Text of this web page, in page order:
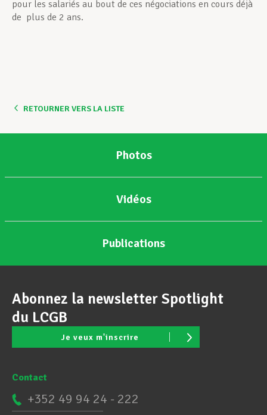
pour les salariés au bout de ces négociations en cours déjà
de plus de 2 ans.
RETOURNER VERS LA LISTE
Photos
Vidéos
Publications
Abonnez la newsletter Spotlight
du LCGB
Je veux m'inscrire
Contact
+352 49 94 24 - 222